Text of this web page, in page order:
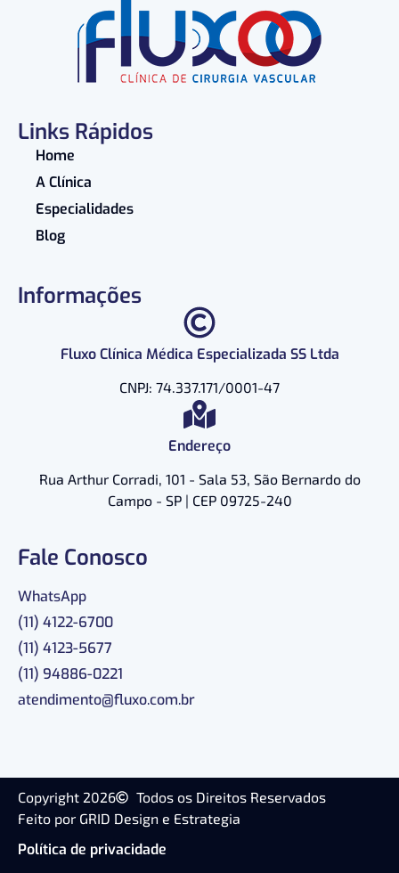
Links Rápidos
Home
A Clínica
Especialidades
Blog
Informações
Fluxo Clínica Médica Especializada SS Ltda
CNPJ: 74.337.171/0001-47
Endereço
Rua Arthur Corradi, 101 - Sala 53, São Bernardo do
Campo - SP | CEP 09725-240
Fale Conosco
WhatsApp
(11) 4122-6700
(11) 4123-5677
(11) 94886-0221
atendimento@fluxo.com.br
Copyright 2026
Todos os Direitos Reservados
Feito por GRID Design e Estrategia
Política de privacidade